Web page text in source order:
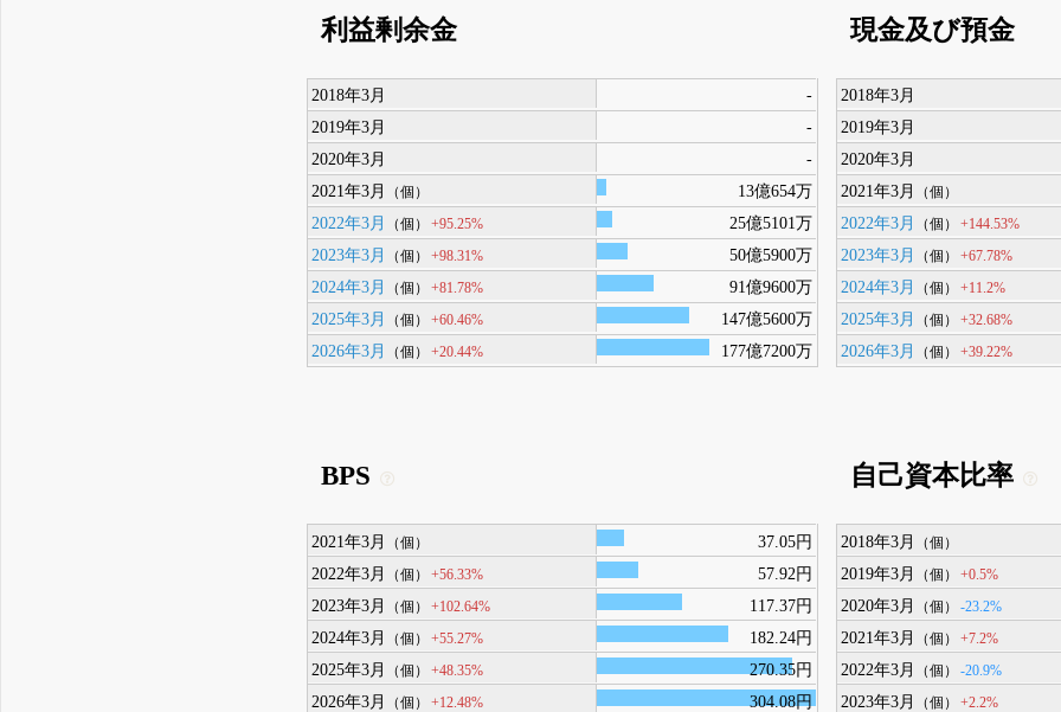
利益剰余金
2018年3月
-
2019年3月
-
2020年3月
-
2021年3月
（個）
13億654万
2022年3月
（個） +95.25%
25億5101万
2023年3月
（個） +98.31%
50億5900万
2024年3月
（個） +81.78%
91億9600万
2025年3月
（個） +60.46%
147億5600万
2026年3月
（個） +20.44% 177億7200万
現金及び預金
2018年3月
2019年3月
2020年3月
2021年3月
（個）
2022年3月
（個） +144.53%
2023年3月
（個） +67.78%
2024年3月
（個） +11.2%
2025年3月
（個） +32.68%
2026年3月
（個） +39.22%
BPS
2021年3月 （個）
37.05円
2022年3月
（個） +56.33%
57.92円
2023年3月
（個） +102.64%
117.37円
2024年3月
（個） +55.27%
182.24円
2025年3月
（個） +48.35%
270.35円
2026年3月
（個） +12.48% 304.08円
自己資本比率
2018年3月 （個）
2019年3月
（個） +0.5%
2020年3月
（個） -23.2%
2021年3月
（個） +7.2%
2022年3月
（個） -20.9%
2023年3月
（個） +2.2%